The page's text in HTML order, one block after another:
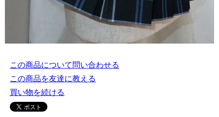
この商品について問い合わせる
この商品を友達に教える
買い物を続ける